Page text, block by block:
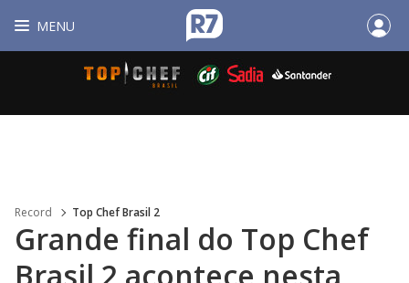
MENU
Record Top Chef Brasil 2
Grande final do Top Chef